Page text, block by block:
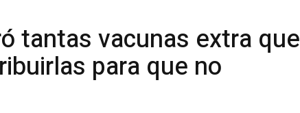
tantas vacunas extra que
para que no